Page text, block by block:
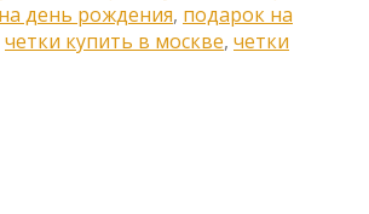
день рождения, подарок на
четки купить в москве, четки